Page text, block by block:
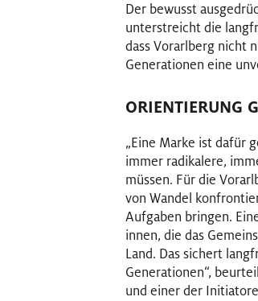
Der bewusst
unterstreicht die
dass Vorarlberg nicht
Generationen eine
ORIENTIERUNG
„Eine Marke ist dafür
immer radikalere,
müssen. Für die
von Wandel
Aufgaben bringen.
innen, die das
Land. Das sichert
Generationen“,
und einer der